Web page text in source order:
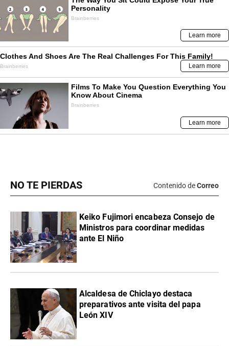
NO TE PIERDAS Contenido deCorreo
Keiko Fujimori encabeza Consejo de
Ministros para coordinar medidas
ante El Niño
Alcaldesa de Chiclayo destaca
preparativos ante visita del papa
León XIV